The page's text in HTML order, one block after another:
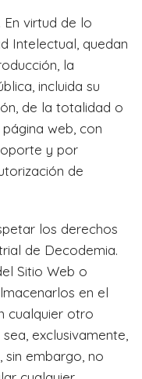
virtud de lo
Intelectual, quedan
la
incluida su
de la totalidad o
web, con
y por
de
los derechos
de Decodemia.
Sitio Web o
en el
cualquier otro
exclusivamente,
sin embargo, no